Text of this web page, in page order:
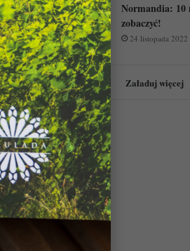
Normandia: 10
zobaczyć!
24 listopada 2022
Załaduj więcej